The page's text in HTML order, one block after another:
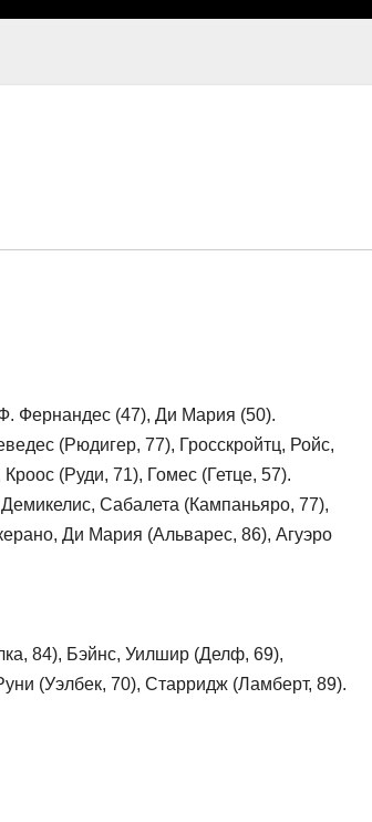
Фернандес (47), Ди Мария (50).
(Рюдигер, 77), Гросскройтц, Ройс,
(Руди, 71), Гомес (Гетце, 57).
Сабалета (Кампаньяро, 77),
Ди Мария (Альварес, 86), Агуэро
84), Бэйнс, Уилшир (Делф, 69),
(Уэлбек, 70), Старридж (Ламберт, 89).